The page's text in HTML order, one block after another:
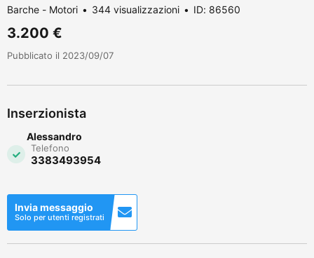
Barche - Motori 344 visualizzazioni ID: 86560
3.200 €
Pubblicato il 2023/09/07
Inserzionista
Alessandro
Telefono
3383493954
Invia messaggio
Solo per utenti registrati